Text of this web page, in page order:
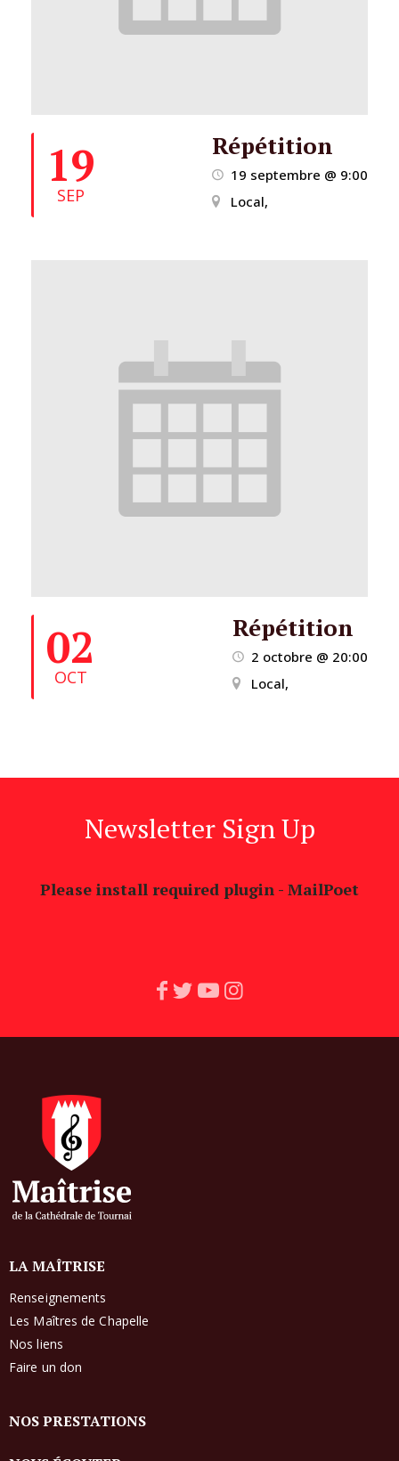
19
SEP
Répétition
19 septembre @ 9:00
Local,
02
OCT
Répétition
2 octobre @ 20:00
Local,
Newsletter Sign Up
Please install required plugin - MailPoet
LA MAÎTRISE
Renseignements
Les Maîtres de Chapelle
Nos liens
Faire un don
NOS PRESTATIONS